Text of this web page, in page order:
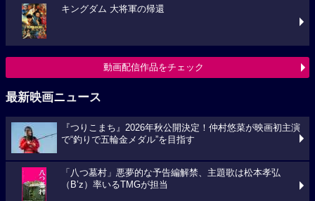
キングダム 大将軍の帰還
動画配信作品をチェック
最新映画ニュース
『つりこまち』2026年秋公開決定！仲村悠菜が映画初主演
で“釣りで五輪金メダル”を目指す
「八つ墓村」悪夢的な予告編解禁、主題歌は松本孝弘
（B’z）率いるTMGが担当